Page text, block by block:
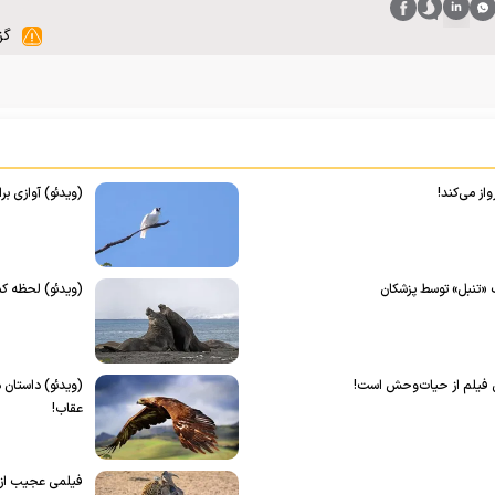
(ویدئو) آوازی
توسط پزشکان (ویدئو) لحظه
فیلم از حیات‌وحش است!
(ویدئو) داستان
عقاب!
فیلمی عجیب